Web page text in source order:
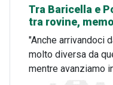
Tra Baricella e
tra rovine,
"Anche arrivandoci
molto diversa da
mentre avanziamo